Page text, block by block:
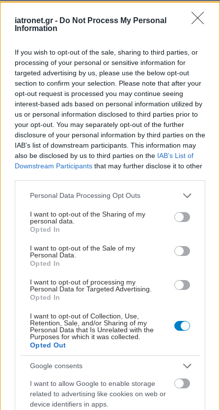
iatronet.gr - Do Not Process My Personal
Information
If you wish to opt-out of the sale, sharing to third parties, or
processing of your personal or sensitive information for
targeted advertising by us, please use the below opt-out
section to confirm your selection. Please note that after your
opt-out request is processed you may continue seeing
interest-based ads based on personal information utilized by
us or personal information disclosed to third parties prior to
your opt-out. You may separately opt-out of the further
disclosure of your personal information by third parties on the
IAB’s list of downstream participants. This information may
also be disclosed by us to third parties on the IAB’s List of
Downstream Participants that may further disclose it to other
Please note that this website/app uses one or more Google
not limited to your visit or usage behaviour. You may click to
grant or deny consent to Google and its third-party tags to
use your data for below specified purposes in below Google
consent section.
Personal Data Processing Opt Outs
I want to opt-out of the Sharing of my
personal data.
Opted In
I want to opt-out of the Sale of my
Personal Data.
Opted In
I want to opt-out of processing my
Personal Data for Targeted Advertising.
Opted In
I want to opt-out of Collection, Use,
Retention, Sale, and/or Sharing of my
Personal Data that Is Unrelated with the
Purposes for which it was collected.
Opted Out
Google consents
I want to allow Google to enable storage
related to advertising like cookies on web or
device identifiers in apps.
ΜΠΕΙΤΕ ΣΤΗ ΣΥΖΗΤΗΣΗ
Loading...
ΣΗΜΕΡΑ ΣΤΟ IATRONET.GR